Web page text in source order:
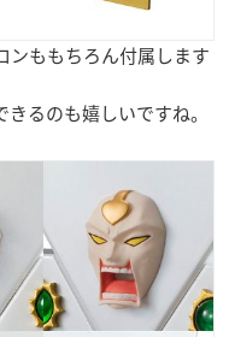
ンももちろん付属します
きるのも嬉しいですね。